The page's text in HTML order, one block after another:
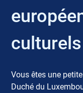
Vous êtes une
Duché du